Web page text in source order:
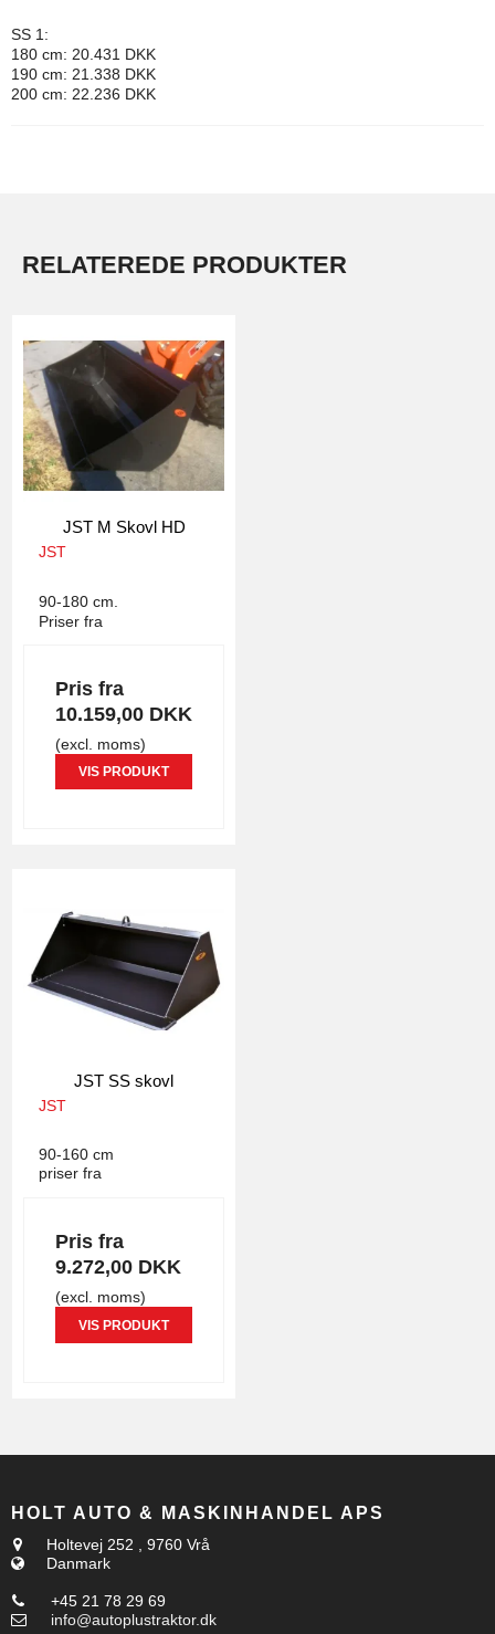
SS 1:
180 cm: 20.431 DKK
190 cm: 21.338 DKK
200 cm: 22.236 DKK
RELATEREDE PRODUKTER
JST M Skovl HD
JST
90-180 cm.
Priser fra
Pris fra
10.159,00 DKK
(excl. moms)
VIS PRODUKT
JST SS skovl
JST
90-160 cm
priser fra
Pris fra
9.272,00 DKK
(excl. moms)
VIS PRODUKT
HOLT AUTO & MASKINHANDEL APS
Holtevej 252
9760 Vrå
Danmark
+45 21 78 29 69
info@autoplustraktor.dk